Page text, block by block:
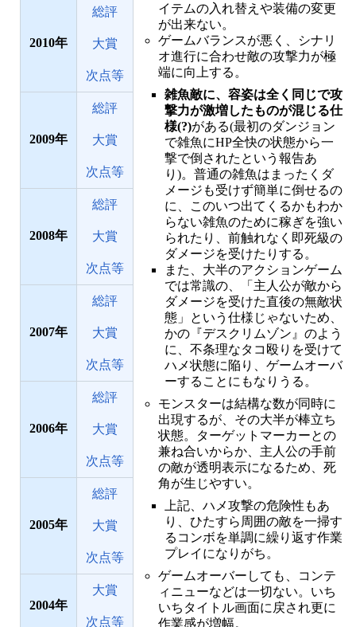
2010
総評
大賞
次点等
2009
総評
大賞
次点等
2008
総評
大賞
次点等
2007
総評
大賞
次点等
2006
総評
大賞
次点等
2005
総評
大賞
次点等
2004
大賞
次点等
イテムの入れ替えや装備の変更
が出来ない。
ゲームバランスが悪く、シナリ
オ進行に合わせ敵の攻撃力が極
端に向上する。
雑魚敵に、容姿は全く同じで攻
撃力が激増したものが混じる仕
様(?)がある(最初のダンジョン
で雑魚にHP全快の状態から一
撃で倒されたという報告あ
り)。普通の雑魚はまったくダ
メージも受けず簡単に倒せるの
に、このいつ出てくるかもわか
らない雑魚のために稼ぎを強い
られたり、前触れなく即死級の
ダメージを受けたりする。
また、大半のアクションゲーム
では常識の、「主人公が敵から
ダメージを受けた直後の無敵状
態」という仕様じゃないため、
かの『デスクリムゾン』のよう
に、不条理なタコ殴りを受けて
ハメ状態に陥り、ゲームオーバ
ーすることにもなりうる。
モンスターは結構な数が同時に
出現するが、その大半が棒立ち
状態。ターゲットマーカーとの
兼ね合いからか、主人公の手前
の敵が透明表示になるため、死
角が生じやすい。
上記、ハメ攻撃の危険性もあ
り、ひたすら周囲の敵を一掃す
るコンボを単調に繰り返す作業
プレイになりがち。
ゲームオーバーしても、コンテ
ィニューなどは一切ない。いち
いちタイトル画面に戻され更に
作業感が増幅。